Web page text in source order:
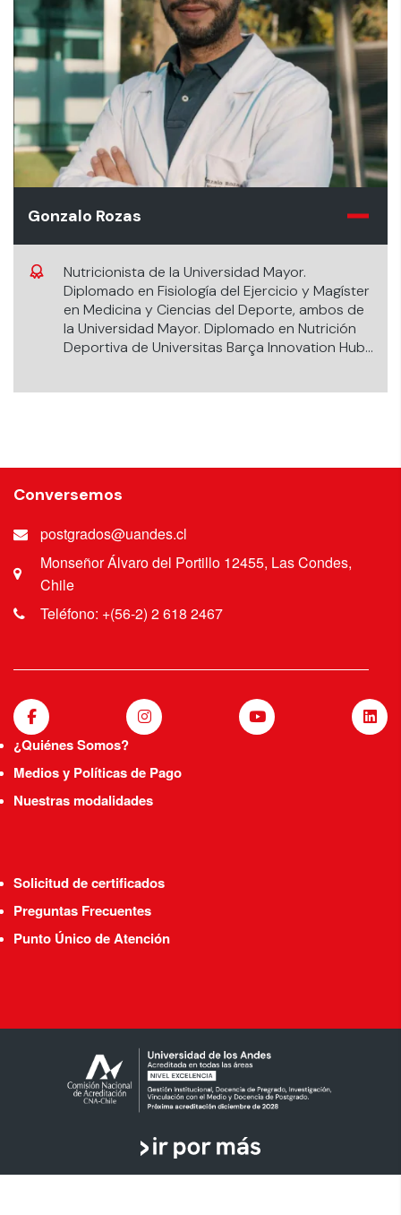
Gonzalo Rozas
Nutricionista de la Universidad Mayor.
Diplomado en Fisiología del Ejercicio y Magíster
en Medicina y Ciencias del Deporte, ambos de
la Universidad Mayor. Diplomado en Nutrición
Deportiva de Universitas Barça Innovation Hub.
Conversemos
postgrados@uandes.cl
Monseñor Álvaro del Portillo 12455, Las Condes,
Chile
Teléfono: +(56-2) 2 618 2467
¿Quiénes Somos?
Medios y Políticas de Pago
Nuestras modalidades
Solicitud de certificados
Preguntas Frecuentes
Punto Único de Atención